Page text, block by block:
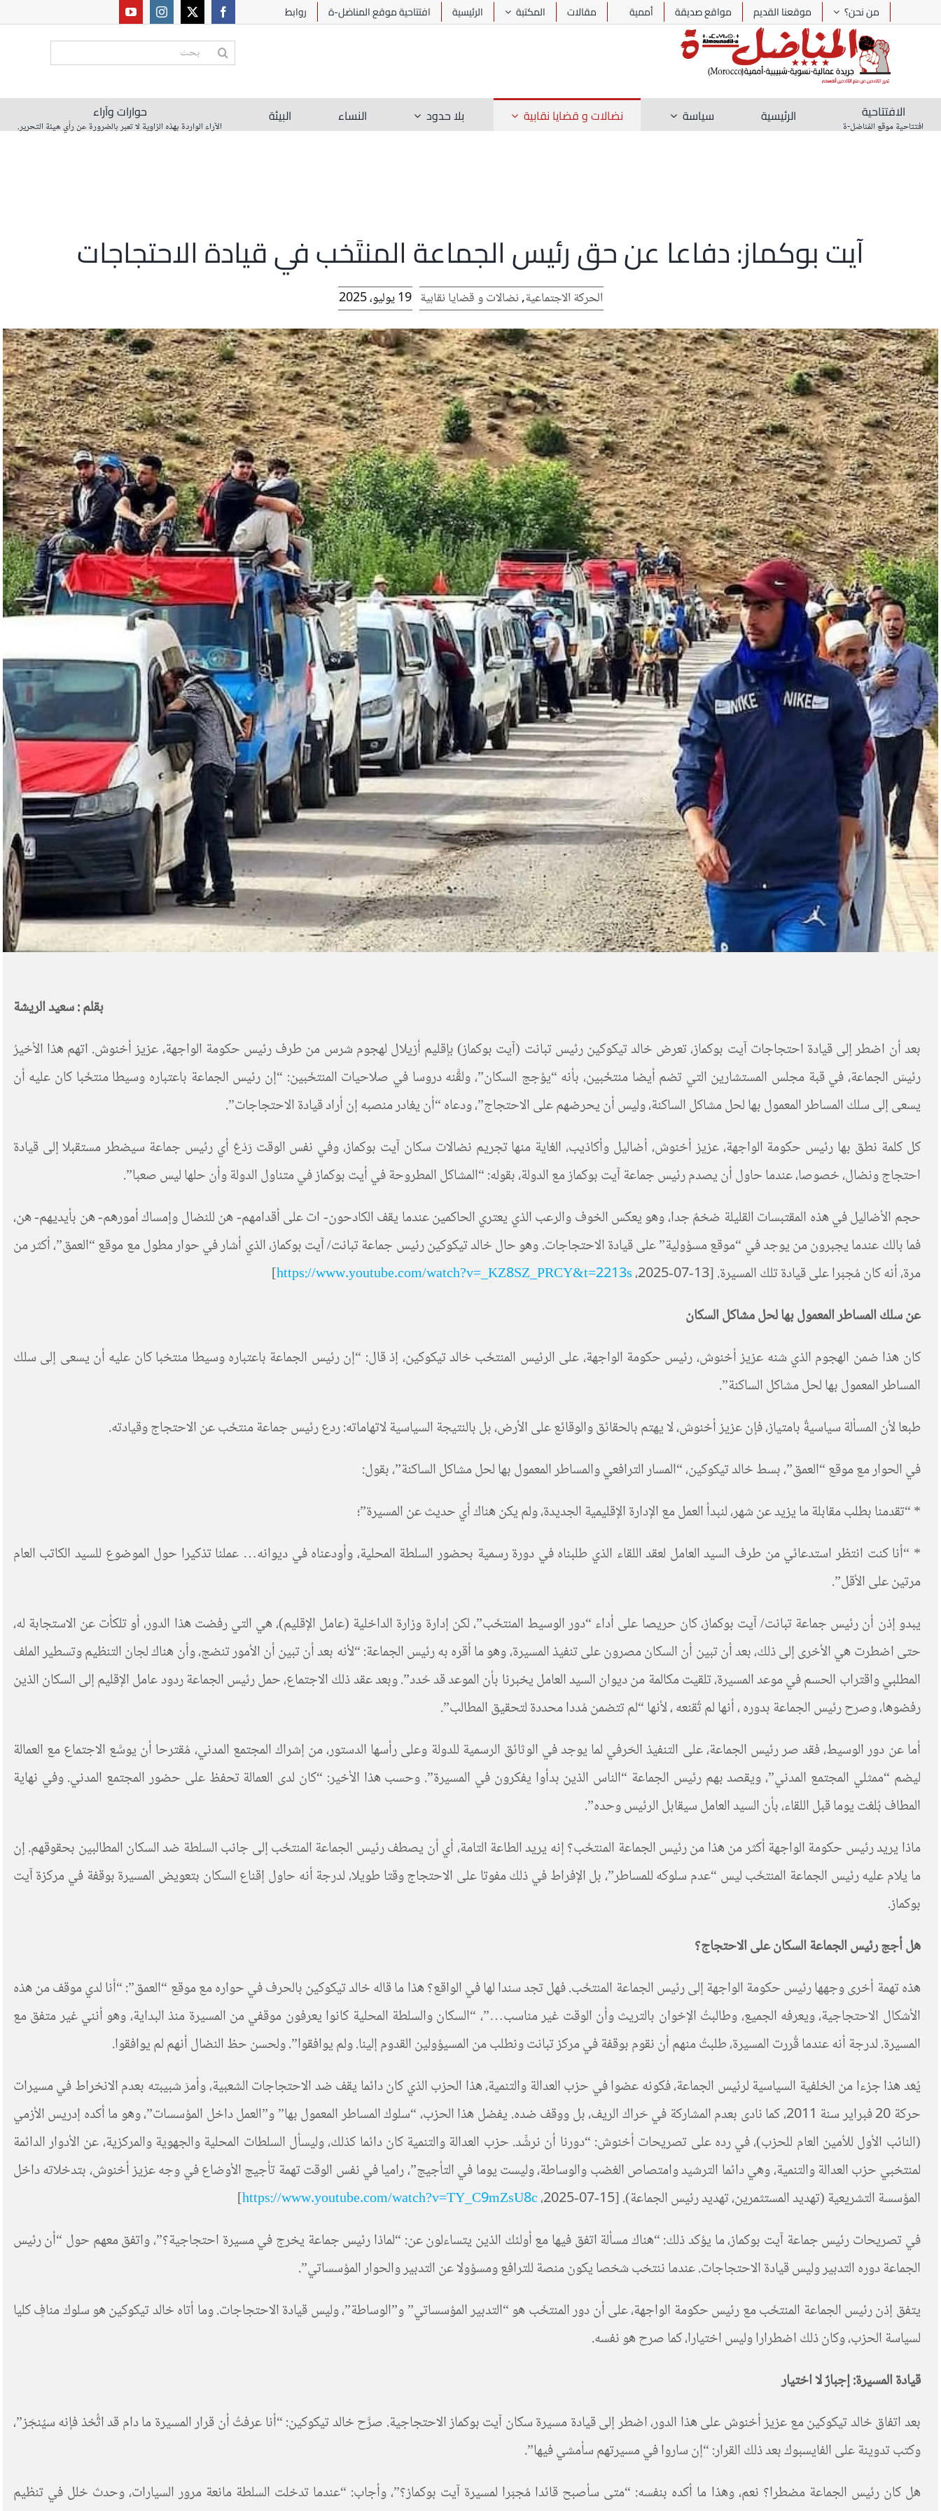
من نحن؟ موقعنا القديم مواقع صديقة أممية مقالات المكتبة الرئيسية افتتاحية موقع المناضل-ة روابط
البحث
الافتتاحية
افتتاحية موقع المُناضل-ة
الرئيسية سياسة نضالات و قضايا نقابية بلا حدود النساء البيئة حوارات وآراء
الآراء الواردة بهذه الزاوية لا تعبر بالضرورة عن رأي هيئة التحرير.
آيت بوكماز: دفاعا عن حق رئيس الجماعة المنتَخب في قيادة الاحتجاجات
الحركة الاجتماعية,نضالات و قضايا نقابية 19 يوليو، 2025
بقلم : سعيد الريشة
بعد أن اضطر إلى قيادة احتجاجات آيت بوكماز، تعرض خالد تيكوكين رئيس تبانت (آيت بوكماز) بإقليم أزيلال لهجوم شرس من طرف رئيس حكومة الواجهة، عزيز أخنوش. اتهم هذا الأخيرُ
رئيسَ الجماعة، في قبة مجلس المستشارين التي تضم أيضا منتخَبين، بأنه “يؤجج السكان”، ولقَّنه دروسا في صلاحيات المنتخَبين: “إن رئيس الجماعة باعتباره وسيطا منتخَبا كان عليه أن
يسعى إلى سلك المساطر المعمول بها لحل مشاكل الساكنة، وليس أن يحرضهم على الاحتجاج”، ودعاه “أن يغادر منصبه إن أراد قيادة الاحتجاجات”.
كل كلمة نطق بها رئيس حكومة الواجهة، عزيز أخنوش، أضاليل وأكاذيب، الغاية منها تجريم نضالات سكان آيت بوكماز، وفي نفس الوقت رَدْعَ أي رئيس جماعة سيضطر مستقبلا إلى قيادة
احتجاج ونضال، خصوصا، عندما حاول أن يصدم رئيس جماعة آيت بوكماز مع الدولة، بقوله: “المشاكل المطروحة في أيت بوكماز في متناول الدولة وأن حلها ليس صعبا”.
حجم الأضاليل في هذه المقتبسات القليلة ضخمٌ جدا، وهو يعكس الخوف والرعب الذي يعتري الحاكمين عندما يقف الكادحون- ات على أقدامهم- هن للنضال وإمساك أمورهم- هن بأيديهم- هن،
فما بالك عندما يجبرون من يوجد في “موقع مسؤولية” على قيادة الاحتجاجات. وهو حال خالد تيكوكين رئيس جماعة تبانت/ آيت بوكماز، الذي أشار في حوار مطول مع موقع “العمق”، أكثر من
مرة، أنه كان مُجبَرا على قيادة تلك المسيرة. [13-07-2025،
https://www.youtube.com/watch?v=_KZ8SZ_PRCY&t=2213s
]
عن سلك المساطر المعمول بها لحل مشاكل السكان
كان هذا ضمن الهجوم الذي شنه عزيز أخنوش، رئيس حكومة الواجهة، على الرئيس المنتخَب خالد تيكوكين، إذ قال: “إن رئيس الجماعة باعتباره وسيطا منتخبا كان عليه أن يسعى إلى سلك
المساطر المعمول بها لحل مشاكل الساكنة”.
طبعا لأن المسألة سياسيةٌ بامتياز، فإن عزيز أخنوش، لا يهتم بالحقائق والوقائع على الأرض، بل بالنتيجة السياسية لاتهاماته: ردع رئيس جماعة منتخَب عن الاحتجاج وقيادته.
في الحوار مع موقع “العمق”، بسط خالد تيكوكين، “المسار الترافعي والمساطر المعمول بها لحل مشاكل الساكنة”، بقول:
* “تقدمنا بطلب مقابلة ما يزيد عن شهر، لنبدأ العمل مع الإدارة الإقليمية الجديدة، ولم يكن هناك أي حديث عن المسيرة”؛
* “أنا كنت انتظر استدعائي من طرف السيد العامل لعقد اللقاء الذي طلبناه في دورة رسمية بحضور السلطة المحلية، وأودعناه في ديوانه… عملنا تذكيرا حول الموضوع للسيد الكاتب العام
مرتين على الأقل”.
يبدو إذن أن رئيس جماعة تبانت/ آيت بوكماز، كان حريصا على أداء “دور الوسيط المنتخَب”، لكن إدارة وزارة الداخلية (عامل الإقليم)، هي التي رفضت هذا الدور، أو تلكأت عن الاستجابة له،
حتى اضطرت هي الأخرى إلى ذلك، بعد أن تبين أن السكان مصرون على تنفيذ المسيرة، وهو ما أقره به رئيس الجماعة: “لأنه بعد أن تبين أن الأمور تنضج، وأن هناك لجان التنظيم وتسطير الملف
المطلبي واقتراب الحسم في موعد المسيرة، تلقيت مكالمة من ديوان السيد العامل يخبرنا بأن الموعد قد حُدد”. وبعد عقد ذلك الاجتماع، حمل رئيس الجماعة ردود عامل الإقليم إلى السكان الذين
رفضوها، وصرح رئيس الجماعة بدوره ، أنها لم تُقنعه ، لأنها “لم تتضمن مُددا محددة لتحقيق المطالب”.
أما عن دور الوسيط، فقد صر رئيس الجماعة، على التنفيذ الحَرفي لما يوجد في الوثائق الرسمية للدولة وعلى رأسها الدستور، من إشراك المجتمع المدني، مُقترحا أن يوسَّع الاجتماع مع العمالة
ليضم “ممثلي المجتمع المدني”، ويقصد بهم رئيس الجماعة “الناس الذين بدأوا يفكرون في المسيرة”. وحسب هذا الأخير: “كان لدى العمالة تحفظ على حضور المجتمع المدني. وفي نهاية
المطاف بُلغت يوما قبل اللقاء، بأن السيد العامل سيقابل الرئيس وحده”.
ماذا يريد رئيس حكومة الواجهة أكثر من هذا من رئيس الجماعة المنتخَب؟ إنه يريد الطاعة التامة، أي أن يصطف رئيس الجماعة المنتخَب إلى جانب السلطة ضد السكان المطالبين بحقوقهم. إن
ما يلام عليه رئيس الجماعة المنتخَب ليس “عدم سلوكه للمساطر”، بل الإفراط في ذلك مفوتا على الاحتجاج وقتا طويلا، لدرجة أنه حاول إقناع السكان بتعويض المسيرة بوقفة في مركزة آيت
بوكماز.
هل أجج رئيس الجماعة السكان على الاحتجاج؟
هذه تهمة أخرى وجهها رئيس حكومة الواجهة إلى رئيس الجماعة المنتخَب. فهل تجد سندا لها في الواقع؟ هذا ما قاله خالد تيكوكين بالحرف في حواره مع موقع “العمق”: “أنا لدي موقف من هذه
الأشكال الاحتجاجية، ويعرفه الجميع، وطالبتُ الإخوان بالتريث وأن الوقت غير مناسب…”، “السكان والسلطة المحلية كانوا يعرفون موقفي من المسيرة منذ البداية، وهو أنني غير متفق مع
المسيرة. لدرجة أنه عندما قُررت المسيرة، طلبتُ منهم أن نقوم بوقفة في مركز تبانت ونطلب من المسيؤولين القدوم إلينا. ولم يوافقوا”. ولحسن حظ النضال أنهم لم يوافقوا.
يُعَد هذا جزءا من الخلفية السياسية لرئيس الجماعة، فكونه عضوا في حزب العدالة والتنمية، هذا الحزب الذي كان دائما يقف ضد الاحتجاجات الشعبية، وأمرَ شبيبته بعدم الانخراط في مسيرات
حركة 20 فبراير سنة 2011، كما نادى بعدم المشاركة في حَراك الريف، بل ووقف ضده. يفضل هذا الحزب، “سلوك المساطر المعمول بها” و”العمل داخل المؤسسات”، وهو ما أكده إدريس الأزمي
(النائب الأول للأمين العام للحزب)، في رده على تصريحات أخنوش: “دورنا أن نرشِّد. حزب العدالة والتنمية كان دائما كذلك، وليسأل السلطات المحلية والجهوية والمركزية، عن الأدوار الدائمة
لمنتخبي حزب العدالة والتنمية، وهي دائما الترشيد وامتصاص الغضب والوساطة، وليست يوما في التأجيج”، راميا في نفس الوقت تهمة تأجيج الأوضاع في وجه عزيز أخنوش، بتدخلاته داخل
المؤسسة التشريعية (تهديد المستثمرين، تهديد رئيس الجماعة). [15-07-2025،
https://www.youtube.com/watch?v=TY_C9mZsU8c
]
في تصريحات رئيس جماعة آيت بوكماز، ما يؤكد ذلك: “هناك مسألة اتفق فيها مع أولئك الذين يتساءلون عن: “لماذا رئيس جماعة يخرج في مسيرة احتجاجية؟”، واتفق معهم حول “أن رئيس
الجماعة دوره التدبير وليس قيادة الاحتجاجات. عندما ننتخب شخصا يكون منصة للترافع ومسؤولا عن التدبير والحوار المؤسساتي”.
يتفق إذن رئيس الجماعة المنتخَب مع رئيس حكومة الواجهة، على أن دور المنتخَب هو “التدبير المؤسساتي” و”الوساطة”، وليس قيادة الاحتجاجات. وما أتاه خالد تيكوكين هو سلوك منافٍ كليا
لسياسة الحزب، وكان ذلك اضطرارا وليس اختيارا، كما صرح هو نفسه.
قيادة المسيرة: إجبارٌ لا اختيار
بعد اتفاق خالد تيكوكين مع عزيز أخنوش على هذا الدور، اضطر إلى قيادة مسيرة سكان آيت بوكماز الاحتجاجية. صرَّح خالد تيكوكين: “أنا عرفتُ أن قرار المسيرة ما دام قد اتُّخذ فإنه سيُنجَز”،
وكتب تدوينة على الفايسبوك بعد ذلك القرار: “إن ساروا في مسيرتهم سأمشي فيها”.
هل كان رئيس الجماعة مضطرا؟ نعم، وهذا ما أكده بنفسه: “متى سأصبح قائدا مُجبَرا لمسيرة آيت بوكماز؟”، وأجاب: “عندما تدخلت السلطة مانعة مرور السيارات، وحدث خلل في تنظيم